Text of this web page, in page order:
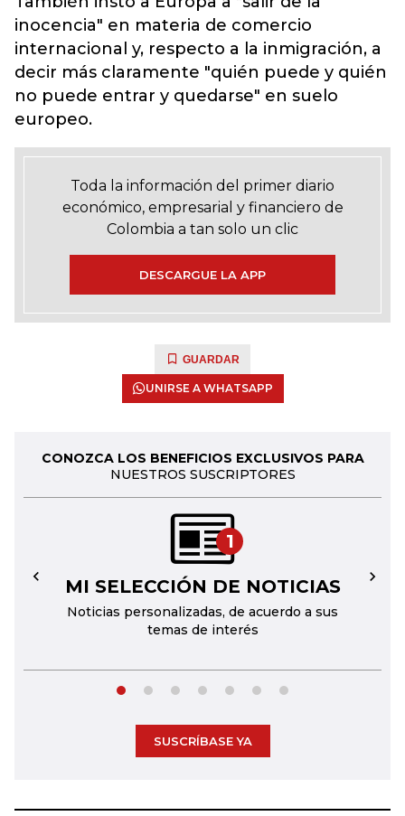
inocencia" en materia de comercio
internacional y, respecto a la inmigración, a
decir más claramente "quién puede y quién
no puede entrar y quedarse" en suelo
europeo.
Toda la información del primer diario
económico, empresarial y financiero de
Colombia a tan solo un clic
DESCARGUE LA APP
GUARDAR
UNIRSE A WHATSAPP
CONOZCA LOS BENEFICIOS EXCLUSIVOS PARA
NUESTROS SUSCRIPTORES
1
MI SELECCIÓN DE NOTICIAS
Noticias personalizadas, de acuerdo a sus
temas de interés
← →
SUSCRÍBASE YA